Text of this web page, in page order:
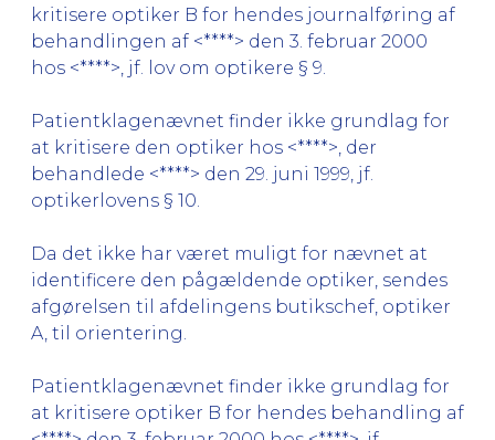
kritisere optiker B for hendes journalføring af
behandlingen af <****> den 3. februar 2000
hos <****>, jf. lov om optikere § 9.
Patientklagenævnet finder ikke grundlag for
at kritisere den optiker hos <****>, der
behandlede <****> den 29. juni 1999, jf.
optikerlovens § 10.
Da det ikke har været muligt for nævnet at
identificere den pågældende optiker, sendes
afgørelsen til afdelingens butikschef, optiker
A, til orientering.
Patientklagenævnet finder ikke grundlag for
at kritisere optiker B for hendes behandling af